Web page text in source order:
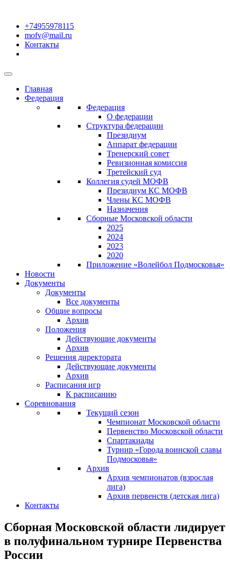
+74955978115
mofv@mail.ru
Контакты
Главная
Федерация
Федерация
О федерации
Структура федерации
Президиум
Аппарат федерации
Тренерский совет
Ревизионная комиссия
Третейский суд
Коллегия судей МОФВ
Президиум КС МОФВ
Члены КС МОФВ
Назначения
Сборные Московской области
2025
2024
2023
2020
Приложение «Волейбол Подмосковья»
Новости
Документы
Документы
Все документы
Общие вопросы
Архив
Положения
Действующие документы
Архив
Решения директората
Действующие документы
Архив
Расписания игр
К расписанию
Соревнования
Текущий сезон
Чемпионат Московской области
Первенство Московской области
Спартакиады
Турнир «Города воинской славы
Подмосковья»
Архив
Архив чемпионатов (взрослая
лига)
Архив первенств (детская лига)
Контакты
Сборная Московской области лидирует
в полуфинальном турнире Первенства
России